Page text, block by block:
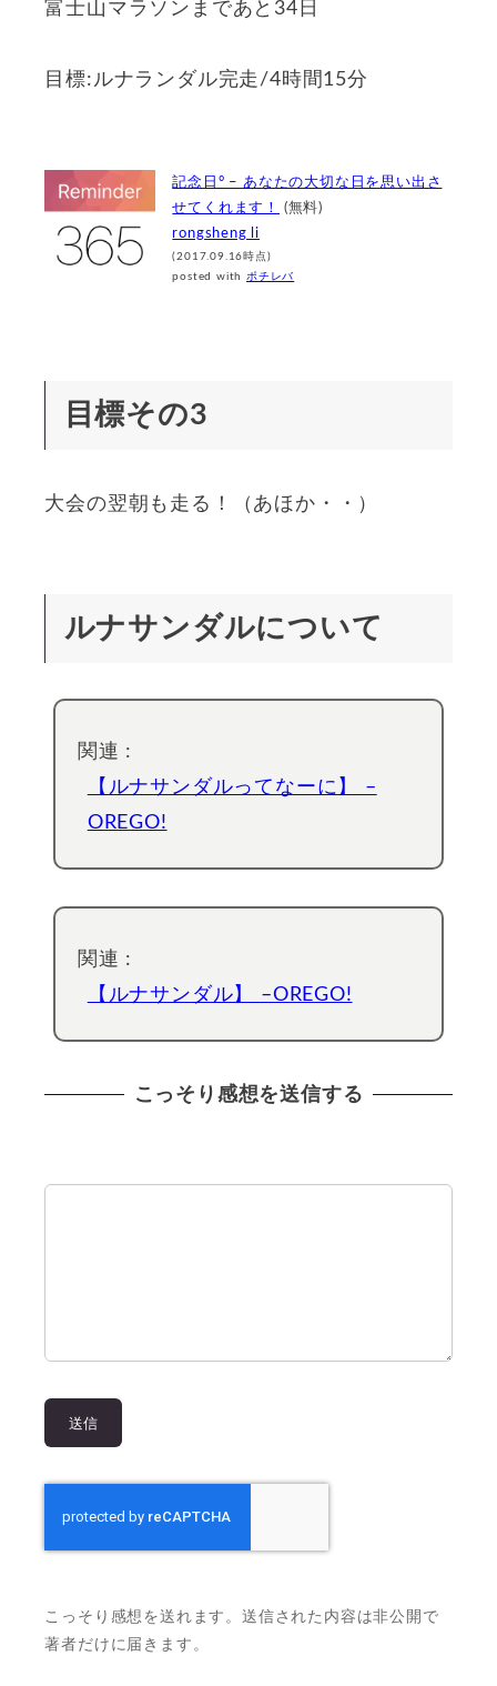
富士山マラソンまであと34日
目標:ルナランダル完走/4時間15分
記念日° – あなたの大切な日を思い出さ
せてくれます！
(無料)
rongsheng li
(2017.09.16時点)
posted with ポチレバ
目標その3
大会の翌朝も走る！（あほか・・）
ルナサンダルについて
関連 :
【ルナサンダルってなーに】 –
OREGO!
関連 :
【ルナサンダル】 –OREGO!
こっそり感想を送信する
こっそり感想を送れます。送信された内容は非公開で
著者だけに届きます。